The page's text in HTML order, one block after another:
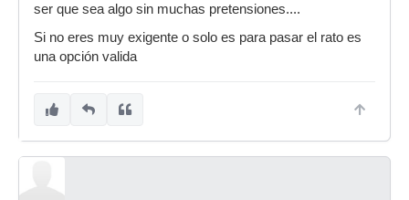
ser que sea algo sin muchas pretensiones....
Si no eres muy exigente o solo es para pasar el rato es
una opción valida